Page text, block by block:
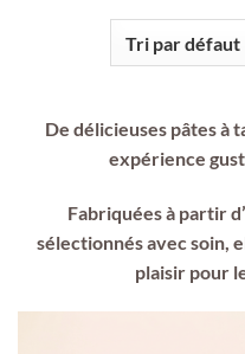
De délicieuses pâtes à
expérience
Fabriquées à partir
sélectionnés avec soin,
plaisir pour